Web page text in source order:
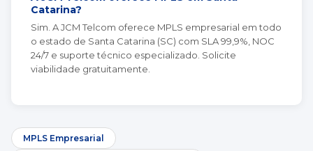
Catarina?
Sim. A JCM Telcom oferece MPLS empresarial em todo
o estado de Santa Catarina (SC) com SLA 99,9%, NOC
24/7 e suporte técnico especializado. Solicite
viabilidade gratuitamente.
MPLS Empresarial